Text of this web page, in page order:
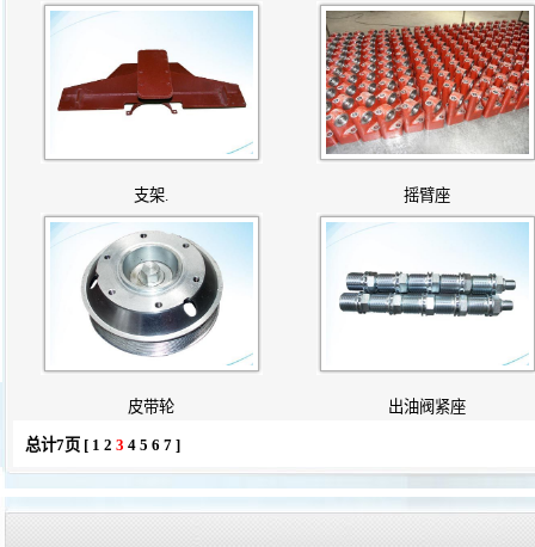
支架. 摇臂座
皮带轮 出油阀紧座
总计7页 [ 1 2 3 4 5 6 7 ]